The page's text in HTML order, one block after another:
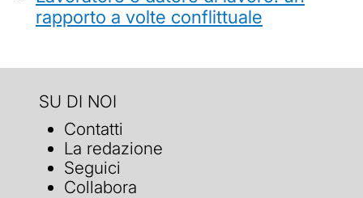
rapporto a volte conflittuale
SU DI NOI
Contatti
La redazione
Seguici
Collabora